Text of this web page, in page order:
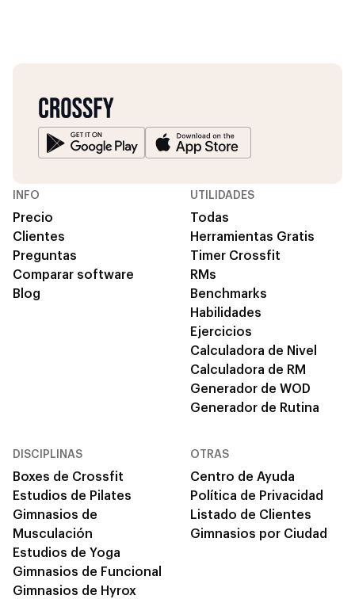
INFO
Precio
Clientes
Preguntas
Comparar software
Blog
UTILIDADES
Todas
Herramientas Gratis
Timer Crossfit
RMs
Benchmarks
Habilidades
Ejercicios
Calculadora de Nivel
Calculadora de RM
Generador de WOD
Generador de Rutina
DISCIPLINAS
Boxes de Crossfit
Estudios de Pilates
Gimnasios de
Musculación
Estudios de Yoga
Gimnasios de Funcional
Gimnasios de Hyrox
OTRAS
Centro de Ayuda
Política de Privacidad
Listado de Clientes
Gimnasios por Ciudad